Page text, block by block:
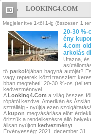
LOOKING4.COM
Megjelenítve 1-től 1-ig (összesen 1
20-30 %-
ény
4.com
arkolás
Utazna, és
tő parkolójában hagyná autóját?
vagy repterek közti transzfert
bban megteheti! 20-30 %-os
kedvezménnyel.
ALooking4.Com a világ összes
rópától kezdve, Amerikán és
sztráliáig - nyújtja ezen
Akupon megvásárlása előtt
őrizzük a rendelkezésre álló
álisan nyújtott kedvezményt.
Érvényesség: 2021. december 31.